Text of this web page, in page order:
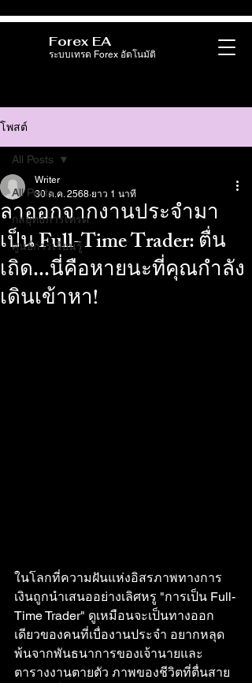
Forex EA
ระบบเทรด Forex อัตโนมัติ
โพสต์
All Posts
กลยุทธ์การเทรด
ศูนย์การเรียนรู้
All Posts
ลาออกจากงานประจำมา
เป็น Full-Time Trader: ตื่น
เถิด...นี่คือหายนะที่คุณกำลัง
เดินเข้าหา!
Writer
30 ต.ค. 2568 ยาว 1 นาที
ในโลกที่ความฝันแห่งอิสรภาพทางการ
เงินถูกนำเสนออย่างเลิศหรู "การเป็น Full-
Time Trader" ดูเหมือนจะเป็นทางออก
เดียวของคนที่เบื่องานประจำ อยากหลุด
พ้นจากพันธนาการของเจ้านายและ
ตารางงานตายตัว ภาพของชีวิตที่ตื่นสาย